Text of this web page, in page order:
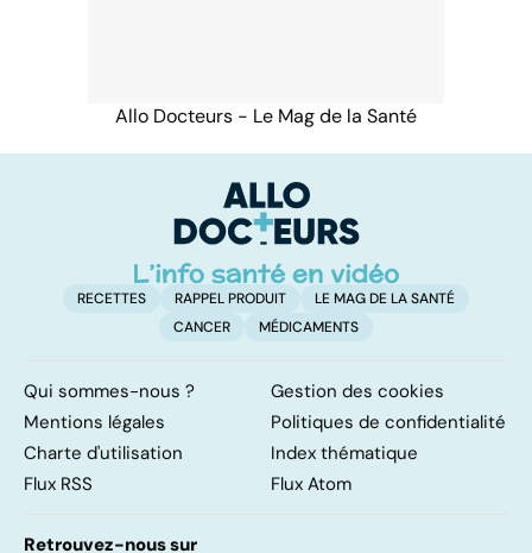
Allo Docteurs - Le Mag de la Santé
RECETTES RAPPEL PRODUIT
LE MAG DE LA SANTÉ
CANCER
MÉDICAMENTS
Qui sommes-nous ?
Gestion des cookies
Mentions légales
Politiques de confidentialité
Charte d'utilisation
Index thématique
Flux RSS
Flux Atom
Retrouvez-nous sur